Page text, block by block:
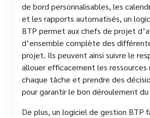
de bord personnalisables, les
et les rapports automatisés, un
BTP permet aux chefs de projet
d’ensemble complète des
projet. Ils peuvent ainsi suivre le
allouer efficacement les ressources
chaque tâche et prendre des
pour garantir le bon déroulement
De plus, un logiciel de gestion BTP